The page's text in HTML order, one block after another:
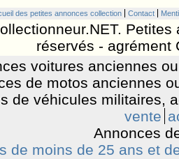
des petites annonces collection Contact
réservés - agrément
voitures anciennes
de motos anciennes
de véhicules militaires,
vente
Annonces
de moins de 25 ans et